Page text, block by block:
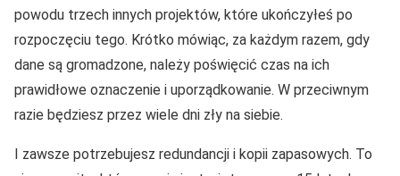
powodu trzech innych projektów, które ukończyłeś po
rozpoczęciu tego. Krótko mówiąc, za każdym razem, gdy
dane są gromadzone, należy poświęcić czas na ich
prawidłowe oznaczenie i uporządkowanie. W przeciwnym
razie będziesz przez wiele dni zły na siebie.
I zawsze potrzebujesz redundancji i kopii zapasowych. To